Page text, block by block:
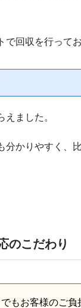
回収を行って
えました。
かりやすく、
のこだわり
もお客様のご